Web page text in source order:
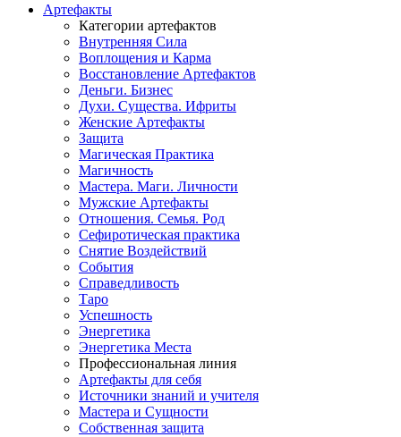
Артефакты
Категории артефактов
Внутренняя Сила
Воплощения и Карма
Восстановление Артефактов
Деньги. Бизнес
Духи. Существа. Ифриты
Женские Артефакты
Защита
Магическая Практика
Магичность
Мастера. Маги. Личности
Мужские Артефакты
Отношения. Семья. Род
Сефиротическая практика
Снятие Воздействий
События
Справедливость
Таро
Успешность
Энергетика
Энергетика Места
Профессиональная линия
Артефакты для себя
Источники знаний и учителя
Мастера и Сущности
Собственная защита